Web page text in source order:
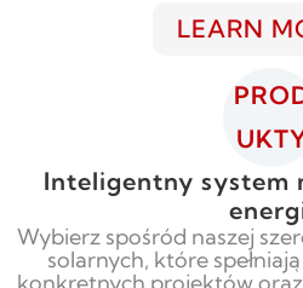
LEARN
Inteligentny system
Wybierz spośród naszej
solarnych, które
konkretnych projektów